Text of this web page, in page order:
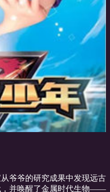
爷爷的研究成果中发现远古
，并唤醒了金属时代生物——